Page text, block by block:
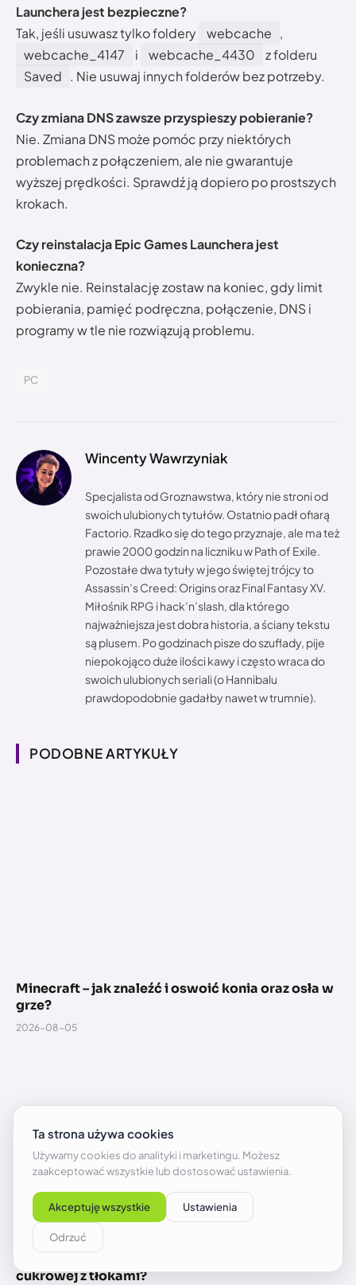
Launchera jest bezpieczne?
Tak, jeśli usuwasz tylko foldery
webcache ,
webcache_4147
i webcache_4430
z folderu
Saved . Nie usuwaj innych folderów bez potrzeby.
Czy zmiana DNS zawsze przyspieszy pobieranie?
Nie. Zmiana DNS może pomóc przy niektórych
problemach z połączeniem, ale nie gwarantuje
wyższej prędkości. Sprawdź ją dopiero po prostszych
krokach.
Czy reinstalacja Epic Games Launchera jest
konieczna?
Zwykle nie. Reinstalację zostaw na koniec, gdy limit
pobierania, pamięć podręczna, połączenie, DNS i
programy w tle nie rozwiązują problemu.
PC
Wincenty Wawrzyniak
Specjalista od Groznawstwa, który nie stroni od
swoich ulubionych tytułów. Ostatnio padł ofiarą
Factorio. Rzadko się do tego przyznaje, ale ma też
prawie 2000 godzin na liczniku w Path of Exile.
Pozostałe dwa tytuły w jego świętej trójcy to
Assassin’s Creed: Origins oraz Final Fantasy XV.
Miłośnik RPG i hack’n’slash, dla którego
najważniejsza jest dobra historia, a ściany tekstu
są plusem. Po godzinach pisze do szuflady, pije
niepokojąco duże ilości kawy i często wraca do
swoich ulubionych seriali (o Hannibalu
prawdopodobnie gadałby nawet w trumnie).
PODOBNE ARTYKUŁY
Minecraft – jak znaleźć i oswoić konia oraz osła w
grze?
2026-08-05
cukrowej z tłokami?